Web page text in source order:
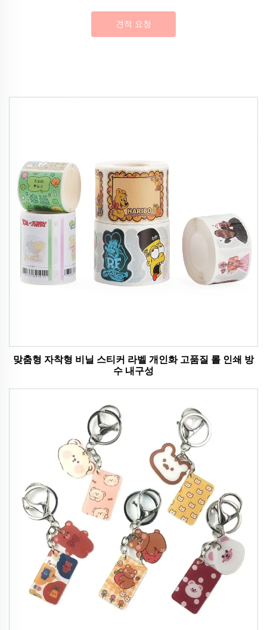
견적 요청
맞춤형 자착형 비닐 스티커 라벨 개인화 고품질 롤 인쇄 방
수 내구성